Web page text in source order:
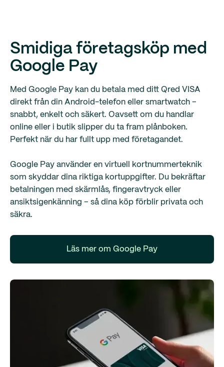
Smidiga företagsköp med
Google Pay
Med Google Pay kan du betala med ditt Qred VISA
direkt från din Android-telefon eller smartwatch –
snabbt, enkelt och säkert. Oavsett om du handlar
online eller i butik slipper du ta fram plånboken.
Perfekt när du har fullt upp med företagandet.
Google Pay använder en virtuell kortnummerteknik
som skyddar dina riktiga kortuppgifter. Du bekräftar
betalningen med skärmlås, fingeravtryck eller
ansiktsigenkänning – så dina köp förblir privata och
säkra.
Läs mer om Google Pay